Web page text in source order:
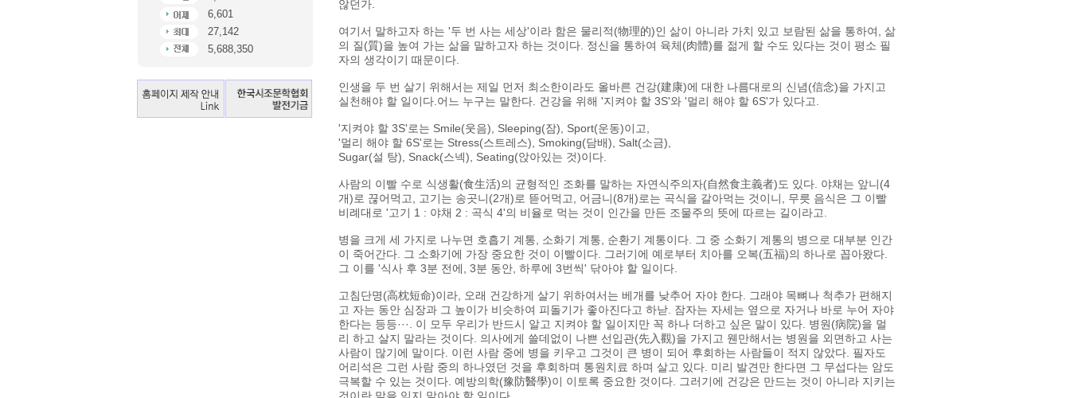
6,601
27,142
5,688,350
않던가.
여기서 말하고자 하는 '두 번 사는 세상'이라 함은 물리적(物理的)인 삶이 아니라 가치 있고 보람된 삶을 통하여, 삶
의 질(質)을 높여 가는 삶을 말하고자 하는 것이다. 정신을 통하여 육체(肉體)를 젊게 할 수도 있다는 것이 평소 필
자의 생각이기 때문이다.
인생을 두 번 살기 위해서는 제일 먼저 최소한이라도 올바른 건강(建康)에 대한 나름대로의 신념(信念)을 가지고
실천해야 할 일이다.어느 누구는 말한다. 건강을 위해 '지켜야 할 3S'와 '멀리 해야 할 6S'가 있다고.
'지켜야 할 3S'로는 Smile(웃음), Sleeping(잠), Sport(운동)이고,
'멀리 해야 할 6S'로는 Stress(스트레스), Smoking(담배), Salt(소금),
Sugar(설 탕), Snack(스넥), Seating(앉아있는 것)이다.
사람의 이빨 수로 식생활(食生活)의 균형적인 조화를 말하는 자연식주의자(自然食主義者)도 있다. 야채는 앞니(4
개)로 끊어먹고, 고기는 송곳니(2개)로 뜯어먹고, 어금니(8개)로는 곡식을 갈아먹는 것이니, 무릇 음식은 그 이빨
비례대로 '고기 1 : 야채 2 : 곡식 4'의 비율로 먹는 것이 인간을 만든 조물주의 뜻에 따르는 길이라고.
병을 크게 세 가지로 나누면 호흡기 계통, 소화기 계통, 순환기 계통이다. 그 중 소화기 계통의 병으로 대부분 인간
이 죽어간다. 그 소화기에 가장 중요한 것이 이빨이다. 그러기에 예로부터 치아를 오복(五福)의 하나로 꼽아왔다.
그 이를 '식사 후 3분 전에, 3분 동안, 하루에 3번씩' 닦아야 할 일이다.
고침단명(高枕短命)이라, 오래 건강하게 살기 위하여서는 베개를 낮추어 자야 한다. 그래야 목뼈나 척추가 편해지
고 자는 동안 심장과 그 높이가 비슷하여 피돌기가 좋아진다고 하낟. 잠자는 자세는 옆으로 자거나 바로 누어 자야
한다는 등등···. 이 모두 우리가 반드시 알고 지켜야 할 일이지만 꼭 하나 더하고 싶은 말이 있다. 병원(病院)을 멀
리 하고 살지 말라는 것이다. 의사에게 쓸데없이 나쁜 선입관(先入觀)을 가지고 웬만해서는 병원을 외면하고 사는
사람이 많기에 말이다. 이런 사람 중에 병을 키우고 그것이 큰 병이 되어 후회하는 사람들이 적지 않았다. 필자도
어리석은 그런 사람 중의 하나였던 것을 후회하며 통원치료 하며 살고 있다. 미리 발견만 한다면 그 무섭다는 암도
극복할 수 있는 것이다. 예방의학(豫防醫學)이 이토록 중요한 것이다. 그러기에 건강은 만드는 것이 아니라 지키는